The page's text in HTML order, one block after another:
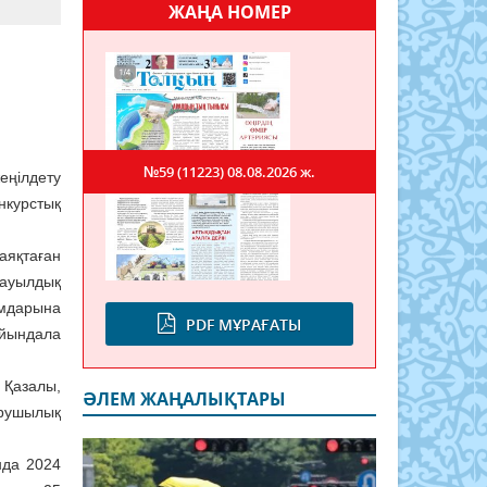
2024
ЖАҢА НОМЕР
PDF МҰРАҒАТЫ
№59 (11223)08.08.2026 ж.
ӘЛЕМ ЖАҢАЛЫҚТАРЫ